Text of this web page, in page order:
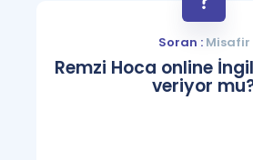
Soran :Misafir
Remzi Hoca online
veriyor